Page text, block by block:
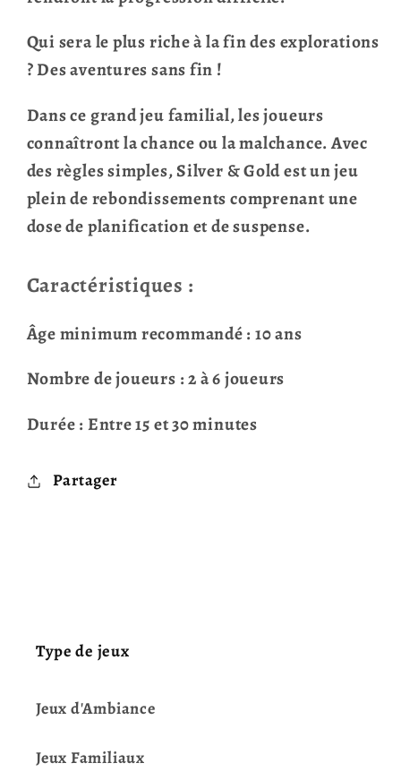
Qui sera le plus riche à la fin des explorations
? Des aventures sans fin !
Dans ce grand jeu familial, les joueurs
connaîtront la chance ou la malchance. Avec
des règles simples, Silver & Gold est un jeu
plein de rebondissements comprenant une
dose de planification et de suspense.
Caractéristiques :
Âge minimum recommandé : 10 ans
Nombre de joueurs : 2 à 6 joueurs
Durée : Entre 15 et 30 minutes
Partager
Type de jeux
Jeux d'Ambiance
Jeux Familiaux